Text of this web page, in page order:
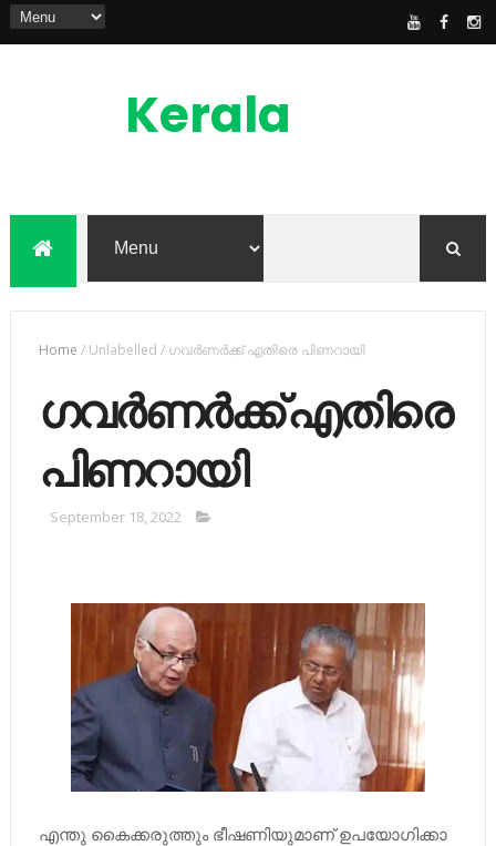
Kerala
Feed
Home /Unlabelled / ഗവർണർക്ക് എതിരെ പിണറായി
ഗവർണർക്ക് എതിരെ
പിണറായി
September 18, 2022
എ​​​ന്തു കൈ​​​ക്ക​​​രു​​​ത്തും ഭീ​​​ഷ​​​ണി​​​യു​​​മാ​​​ണ് ഉ​​​പ​​​യോ​​​ഗി​​​ക്കാ​​​